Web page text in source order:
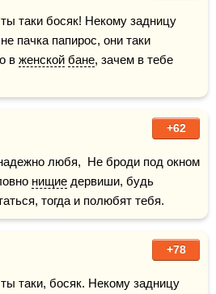
таки босяк! Некому задницу
пачка папирос, они таки
в женской бане
+62
любя,  Не броди под окном
нищие дервиши, будь
тогда и полюбят тебя.
+78
таки, босяк. Некому задницу